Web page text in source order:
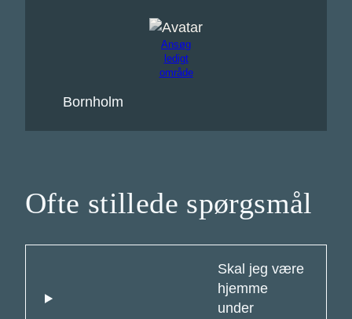
Ansøg
ledigt
område
Bornholm
Ofte stillede spørgsmål
Skal jeg være
hjemme
under